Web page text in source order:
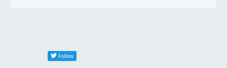
Follow